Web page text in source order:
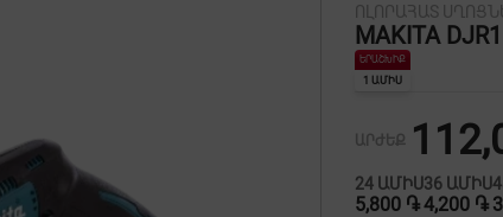
ՈԼՈՐԱՀԱՏ
MAKITA
ԵՐԱՇԽԻՔ
1 ԱՄԻՍ
ԱՐԺԵՔ
24 ԱՄԻՍ
5,800 ֏
36 ԱՄԻՍ
4,200 ֏